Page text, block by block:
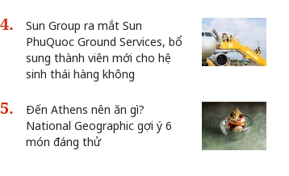
Sun Group ra mắt Sun
PhuQuoc Ground Services, bổ
sung thành viên mới cho hệ
sinh thái hàng không
Đến Athens nên ăn gì?
National Geographic gợi ý 6
món đáng thử